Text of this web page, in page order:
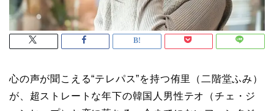
心の声が聞こえる“テレパス”を持つ侑里（二階堂ふみ）
が、超ストレートな年下の韓国人男性テオ（チェ・ジ